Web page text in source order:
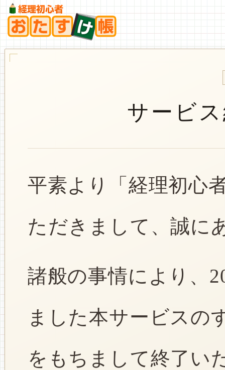
サービ
平素より「経理初心
ただきまして、誠に
諸般の事情により、
ました本サービスの
をもちまして終了い